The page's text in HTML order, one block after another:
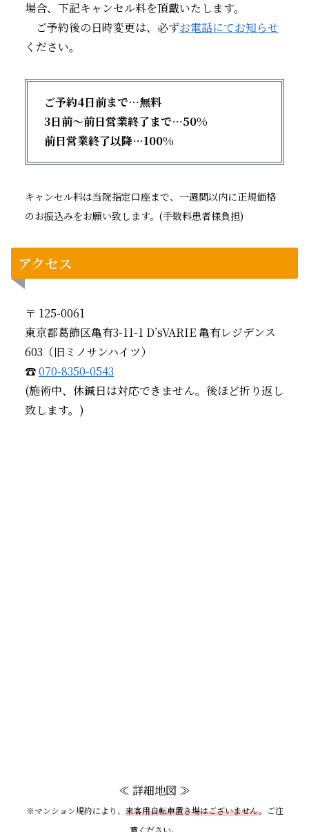
場合、下記キャンセル料を頂戴いたします。
ご予約後の日時変更は、必ずお電話にてお知らせ
ください。
ご予約4日前まで…無料
3日前～前日営業終了まで…50%
前日営業終了以降…100%
キャンセル料は当院指定口座まで、一週間以内に正規価格
のお振込みをお願い致します。(手数料患者様負担)
アクセス
〒 125-0061
東京都葛飾区亀有3-11-1 D’sVARIE 亀有レジデンス
603（旧ミノサンハイツ）
☎070-8350-0543
(施術中、休鍼日は対応できません。後ほど折り返し
致します。)
≪ 詳細地図 ≫
※マンション規約により、 来客用自転車置き場はございません。ご注
意ください。